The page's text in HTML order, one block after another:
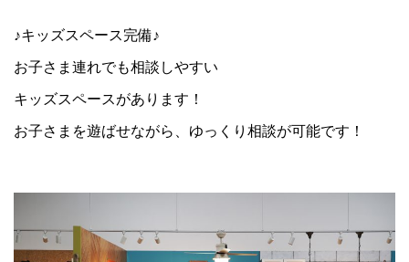
♪キッズスペース完備♪
お子さま連れでも相談しやすい
キッズスペースがあります！
お子さまを遊ばせながら、ゆっくり相談が可能です！